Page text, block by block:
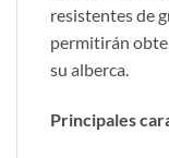
resistentes de
permitirán
su alberca.
Principales